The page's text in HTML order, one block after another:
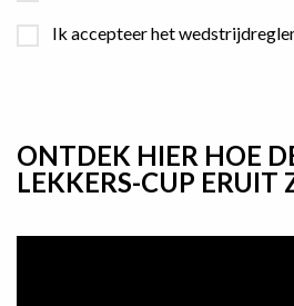
Ik accepteer het
ONTDEK HIER HOE
LEKKERS-CUP ERUIT